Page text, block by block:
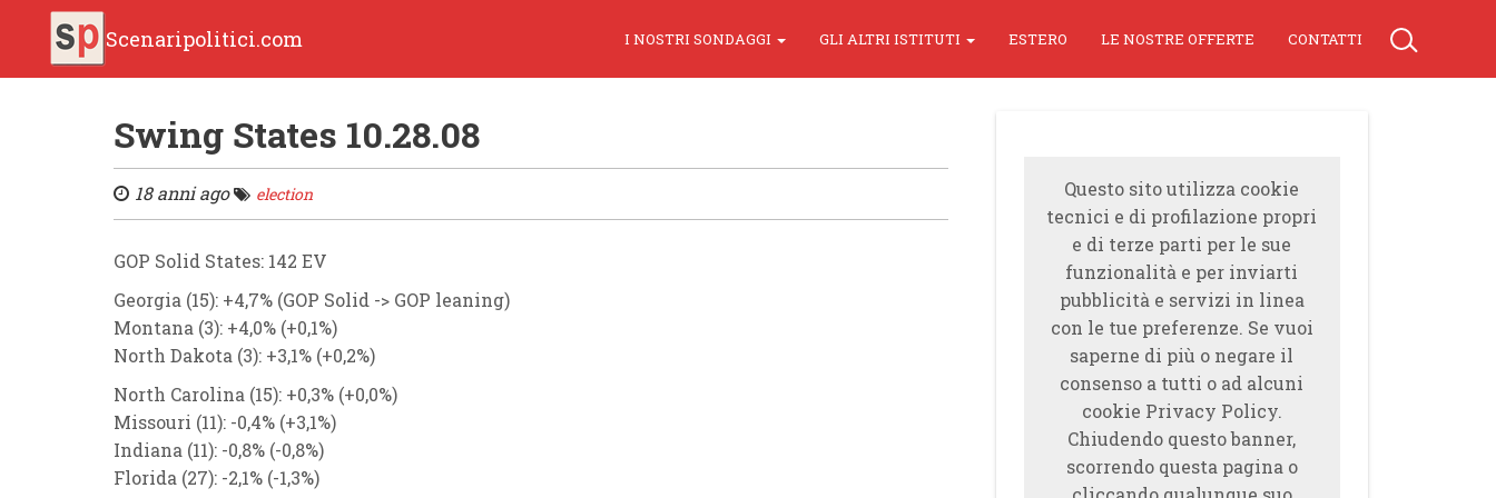
Scenaripolitici.com I NOSTRI SONDAGGI GLI ALTRI ISTITUTI ESTERO LE NOSTRE OFFERTE CONTATTI
Swing States 10.28.08
18 anni ago election
GOP Solid States: 142 EV
Georgia (15): +4,7% (GOP Solid -> GOP leaning)
Montana (3): +4,0% (+0,1%)
North Dakota (3): +3,1% (+0,2%)
North Carolina (15): +0,3% (+0,0%)
Missouri (11): -0,4% (+3,1%)
Indiana (11): -0,8% (-0,8%)
Florida (27): -2,1% (-1,3%)
Questo sito utilizza cookie
tecnici e di profilazione propri
e di terze parti per le sue
funzionalità e per inviarti
pubblicità e servizi in linea
con le tue preferenze. Se vuoi
saperne di più o negare il
consenso a tutti o ad alcuni
cookie Privacy Policy.
Chiudendo questo banner,
scorrendo questa pagina o